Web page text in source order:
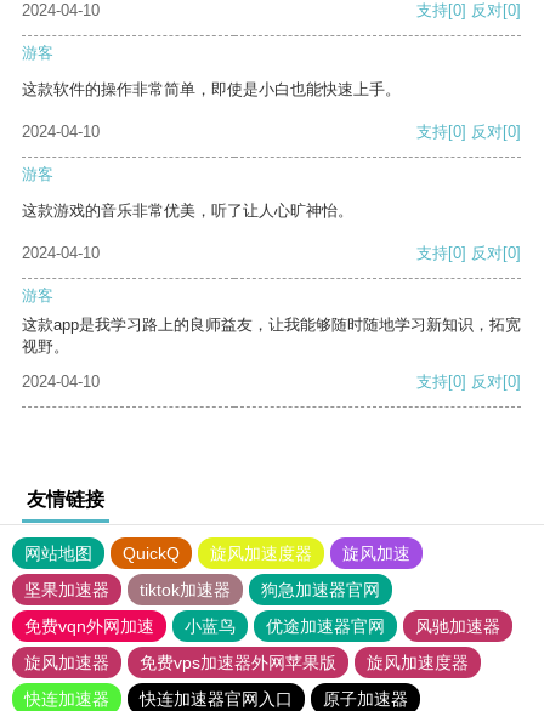
2024-04-10
支持[0] 反对[0]
游客
这款软件的操作非常简单，即使是小白也能快速上手。
2024-04-10 支持[0] 反对[0]
游客
这款游戏的音乐非常优美，听了让人心旷神怡。
2024-04-10 支持[0] 反对[0]
游客
这款app是我学习路上的良师益友，让我能够随时随地学习新知识，拓宽
视野。
2024-04-10
支持[0] 反对[0]
友情链接
网站地图 QuickQ 旋风加速度器
旋风加速
坚果加速器
tiktok加速器
狗急加速器官网
免费vqn外网加速
小蓝鸟 优途加速器官网
风驰加速器
旋风加速器
免费vps加速器外网苹果版
旋风加速度器
快连加速器
快连加速器官网入口
原子加速器